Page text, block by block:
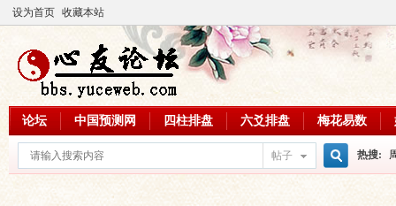
设为首页 收藏本站
论坛 中国预测网 四柱排盘 六爻排盘 梅花易数
帖子 热搜:
周易教